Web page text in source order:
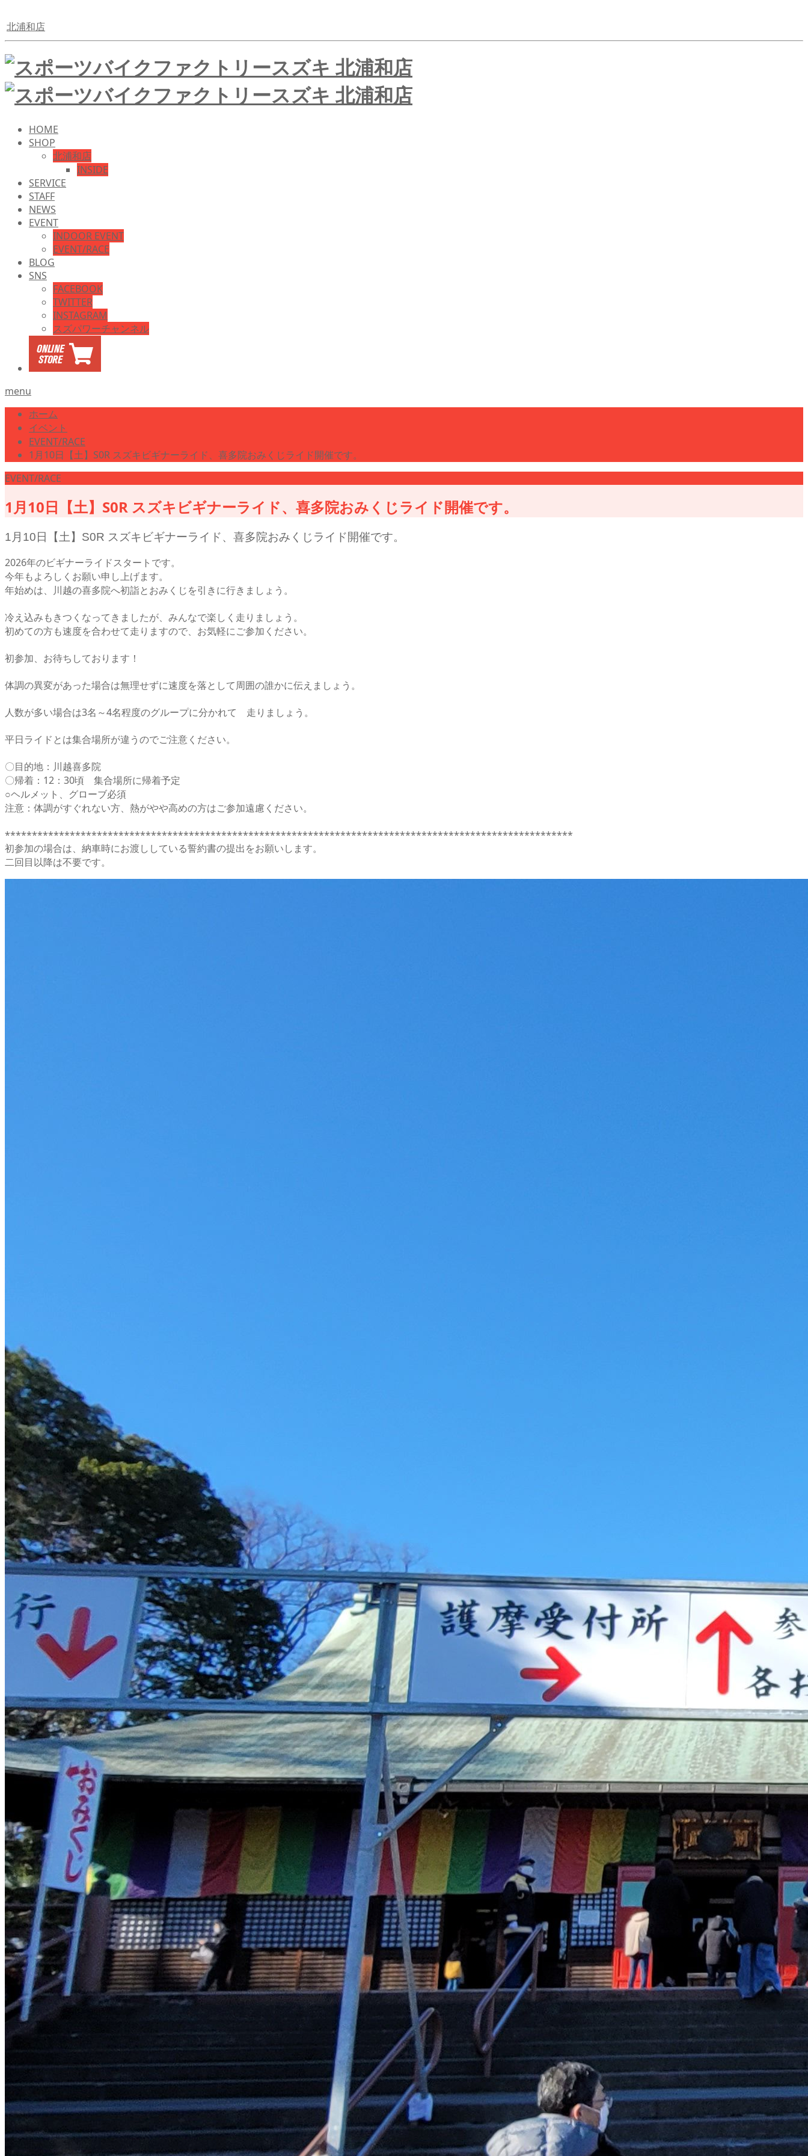
北浦和店
HOME
SHOP
北浦和店
INSIDE
SERVICE
STAFF
NEWS
EVENT
INDOOR EVENT
EVENT/RACE
BLOG
SNS
FACEBOOK
TWITTER
INSTAGRAM
スズパワーチャンネル
menu
ホーム
イベント
EVENT/RACE
1月10日【土】S0R スズキビギナーライド、喜多院おみくじライド開催です。
EVENT/RACE
1月10日【土】S0R スズキビギナーライド、喜多院おみくじライド開催です。
1月10日【土】S0R スズキビギナーライド、喜多院おみくじライド開催です。
2026年のビギナーライドスタートです。
今年もよろしくお願い申し上げます。
年始めは、川越の喜多院へ初詣とおみくじを引きに行きましょう。
冷え込みもきつくなってきましたが、みんなで楽しく走りましょう。
初めての方も速度を合わせて走りますので、お気軽にご参加ください。
初参加、お待ちしております！
体調の異変があった場合は無理せずに速度を落として周囲の誰かに伝えましょう。
人数が多い場合は3名～4名程度のグループに分かれて 走りましょう。
平日ライドとは集合場所が違うのでご注意ください。
〇目的地：川越喜多院
〇帰着：12：30頃 集合場所に帰着予定
○ヘルメット、グローブ必須
注意：体調がすぐれない方、熱がやや高めの方はご参加遠慮ください。
*********************************************************************************************************
初参加の場合は、納車時にお渡ししている誓約書の提出をお願いします。
二回目以降は不要です。